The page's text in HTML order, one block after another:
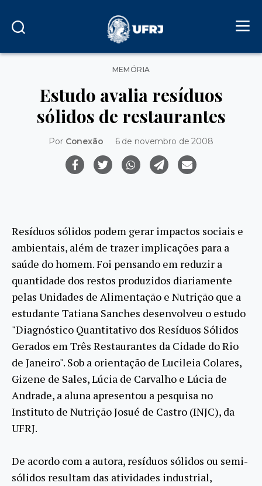
Categorias
MEMÓRIA
Estudo avalia resíduos
sólidos de restaurantes
Por Conexão 6 de novembro de 2008
Resíduos sólidos podem gerar impactos sociais e
ambientais, além de trazer implicações para a
saúde do homem. Foi pensando em reduzir a
quantidade dos restos produzidos diariamente
pelas Unidades de Alimentação e Nutrição que a
estudante Tatiana Sanches desenvolveu o estudo
"Diagnóstico Quantitativo dos Resíduos Sólidos
Gerados em Três Restaurantes da Cidade do Rio
de Janeiro". Sob a orientação de Lucileia Colares,
Gizene de Sales, Lúcia de Carvalho e Lúcia de
Andrade, a aluna apresentou a pesquisa no
Instituto de Nutrição Josué de Castro (INJC), da
UFRJ.
De acordo com a autora, resíduos sólidos ou semi-
sólidos resultam das atividades industrial,